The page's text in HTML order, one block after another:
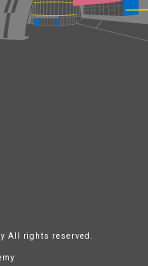
All rights reserved.